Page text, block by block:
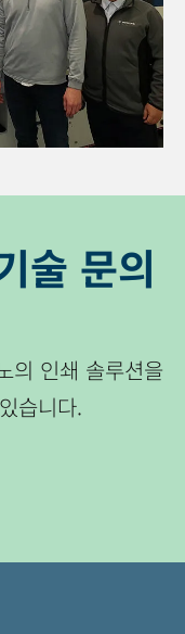
술 문의
의 인쇄 솔루션을
습니다.